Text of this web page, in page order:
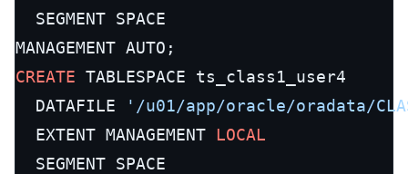
  SEGMENT SPACE
CREATE TABLESPACE ts_class1_user4
  DATAFILE
'/u01/app/oracle/oradata/
  EXTENT MANAGEMENT
LOCAL
  SEGMENT SPACE